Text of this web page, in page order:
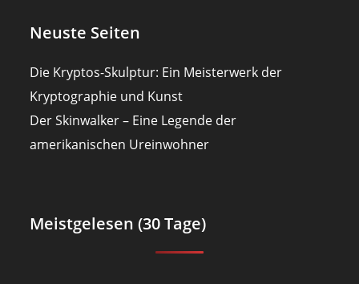
Neuste Seiten
Die Kryptos-Skulptur: Ein Meisterwerk der
Kryptographie und Kunst
Der Skinwalker – Eine Legende der
amerikanischen Ureinwohner
Meistgelesen (30 Tage)